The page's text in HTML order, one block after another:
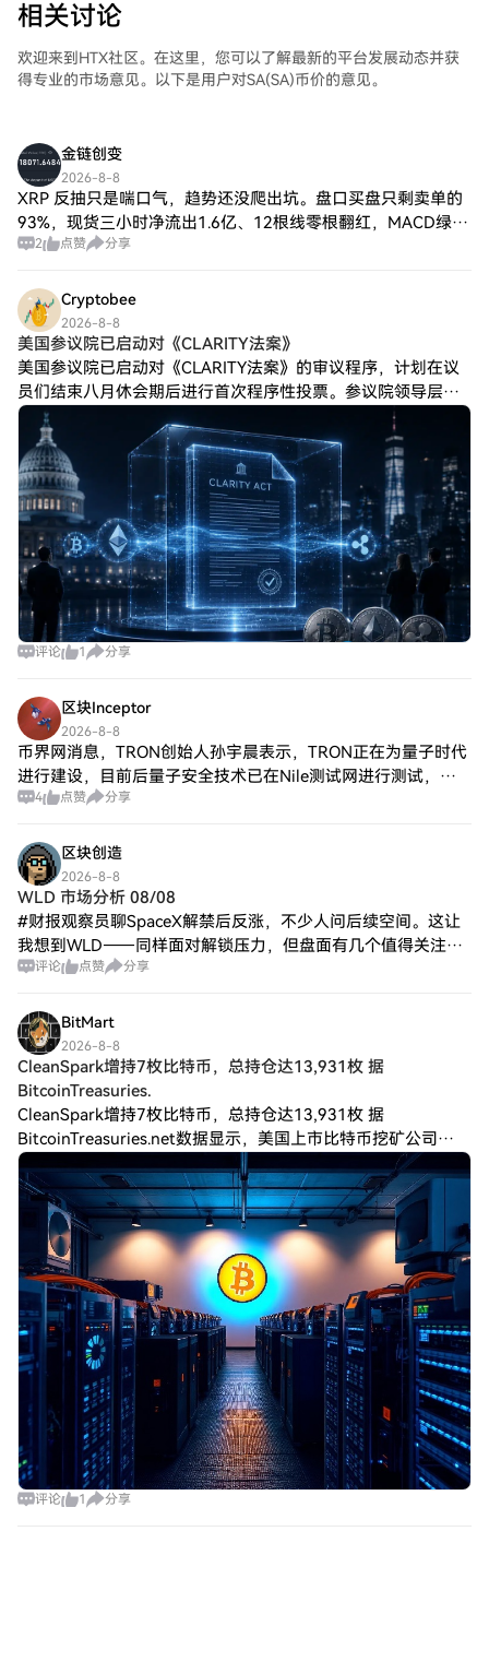
相关讨论
欢迎来到HTX社区。在这里，您可以了解最新的平台发展动态并获
得专业的市场意见。以下是用户对SA(SA)币价的意见。
金链创变
2026-8-8
XRP 反抽只是喘口气，趋势还没爬出坑。盘口买盘只剩卖单的
93%，现货三小时净流出1.6亿、12根线零根翻红，MACD绿柱
继续发散，价格卡在均线下面没人接。1.037开空进场，第一目
2 点赞 分享
Cryptobee
2026-8-8
美国参议院已启动对《CLARITY法案》
美国参议院已启动对《CLARITY法案》的审议程序，计划在议
员们结束八月休会期后进行首次程序性投票。参议院领导层于
上周五晚些时候提交了一份动议，要求开始审议《CLARITY法
案》。这一程序性步骤将使该
评论 1 分享
区块Inceptor
2026-8-8
币界网消息，TRON创始人孙宇晨表示，TRON正在为量子时代
进行建设，目前后量子安全技术已在Nile测试网进行测试，目
标是成为首个具备量子抗性区块链网络。
4 点赞 分享
区块创造
2026-8-8
WLD 市场分析 08/08
#财报观察员聊SpaceX解禁后反涨，不少人问后续空间。这让
我想到WLD——同样面对解锁压力，但盘面有几个值得关注的
点。 WLD现价0.3058，24小时微涨0.3%。别被表面平静骗
评论 点赞 分享
BitMart
2026-8-8
CleanSpark增持7枚比特币，总持仓达13,931枚 据
BitcoinTreasuries.
CleanSpark增持7枚比特币，总持仓达13,931枚 据
BitcoinTreasuries.net数据显示，美国上市比特币挖矿公司
CleanSpark增持7枚比特币，使其总持仓达到13,931枚
评论 1 分享